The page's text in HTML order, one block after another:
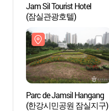
Jam Sil Tourist Hotel
(잠실관광호텔)
Parc de Jamsil Hangang
(한강시민공원 잠실지구)